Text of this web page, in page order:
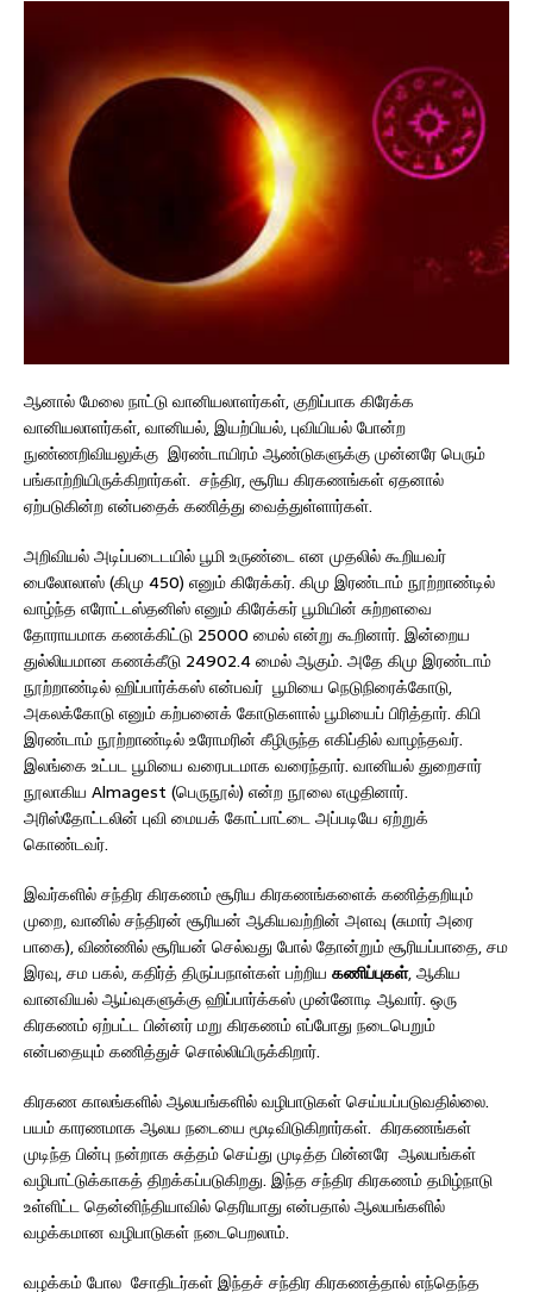
ஆனால் மேலை நாட்டு வானியலாளர்கள், குறிப்பாக கிரேக்க
வானியலாளர்கள், வானியல், இயற்பியல், புவியியல் போன்ற
நுண்ணறிவியலுக்கு இரண்டாயிரம் ஆண்டுகளுக்கு முன்னரே பெரும்
பங்காற்றியிருக்கிறார்கள். சந்திர, சூரிய கிரகணங்கள் ஏதனால்
ஏற்படுகின்ற என்பதைக் கணித்து வைத்துள்ளார்கள்.
அறிவியல் அடிப்படைடயில் பூமி உருண்டை என‌ முத‌லில் கூறிய‌வ‌ர்
பைலோலாஸ் (கிமு 450) எனும் கிரேக்கர். கிமு இர‌ண்டாம் நூற்றாண்டில்
வாழ்ந்த‌ எரோட்ட‌ஸ்த‌னிஸ் எனும் கிரேக்கர் பூமியின் சுற்ற‌ள‌வை
தோராய‌மாக‌ க‌ண‌க்கிட்டு 25000 மைல் என்று கூறினார். இன்றைய‌
துல்லிய‌மான‌ க‌ண‌க்கீடு 24902.4 மைல் ஆகும். அதே கிமு இரண்டாம்
நூற்றாண்டில் ஹிப்பார்க்கஸ் என்பவர் பூமியை நெடுநிரைக்கோடு,
அகலக்கோடு எனும் கற்பனைக் கோடுகளால் பூமியைப் பிரித்தார். கிபி
இரண்டாம் நூற்றாண்டில் உரோமரின் கீழிருந்த எகிப்தில் வாழந்தவர்.
இலங்கை உட்பட பூமியை வரைபடமாக வரைந்தார். வானியல் துறைசார்
நூலாகிய Almagest (பெருநூல்) என்ற நூலை எழுதினார்.
அரிஸ்தோட்டலின் புவி மையக் கோட்பாட்டை அப்படியே ஏற்றுக்
கொண்டவர்.
இவர்களில் சந்திர கிரகணம் சூரிய கிரகணங்களைக் கணித்தறியும்
முறை, வானில் சந்திரன் சூரியன் ஆகியவற்றின் அளவு (சுமார் அரை
பாகை), விண்ணில் சூரியன் செல்வது போல் தோன்றும் சூரியப்பாதை, சம
இரவு, சம பகல், கதிர்த் திருப்பநாள்கள் பற்றிய கணிப்புகள், ஆகிய
வானவியல் ஆய்வுகளுக்கு ஹிப்பார்க்கஸ் முன்னோடி ஆவார். ஒரு
கிரகணம் ஏற்பட்ட பின்னர் மறு கிரகணம் எப்போது நடைபெறும்
என்பதையும் கணித்துச் சொல்லியிருக்கிறார்.
கிரகண காலங்களில் ஆலயங்களில் வழிபாடுகள் செய்யப்படுவதில்லை.
பயம் காரணமாக ஆலய நடையை மூடிவிடுகிறார்கள். கிரகணங்கள்
முடிந்த பின்பு நன்றாக சுத்தம் செய்து முடித்த பின்னரே ஆலயங்கள்
வழிபாட்டுக்காகத் திறக்கப்படுகிறது. இந்த சந்திர கிரகணம் தமிழ்நாடு
உள்ளிட்ட தென்னிந்தியாவில் தெரியாது என்பதால் ஆலயங்களில்
வழக்கமான வழிபாடுகள் நடைபெறலாம்.
வழக்கம் போல சோதிடர்கள் இந்தச் சந்திர கிரகணத்தால் எந்தெந்த